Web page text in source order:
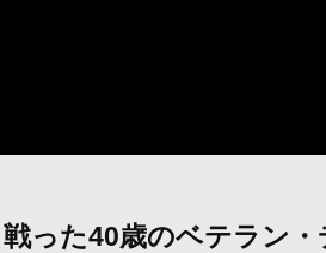
った40歳のベテラン